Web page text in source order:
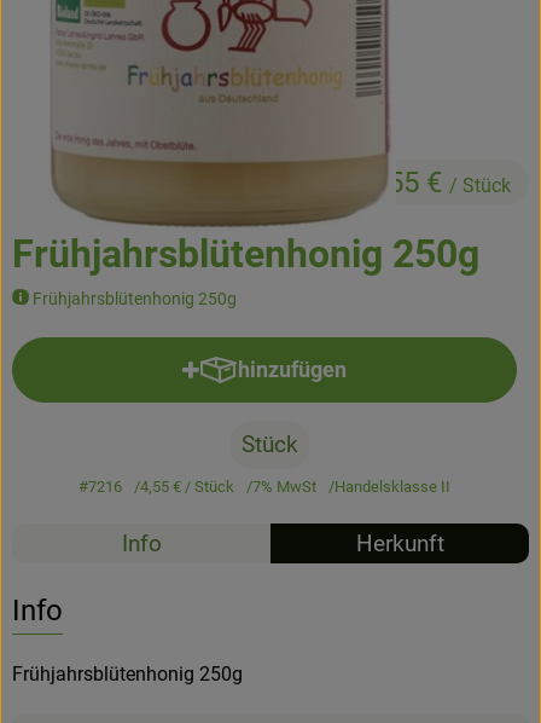
Kühltheke
Backstube
Über den Tag
TrinkBar
NonFood & Saaten
Großgebinde
Über uns
Frühjahrsblütenhonig 250g
Frühjahrsblütenhonig 250g
4,55 € / Stück
hinzufügen
Produkt zum Warenkorb
Stück
#7216 4,55 € / Stück 7% MwSt Handelsklasse II
Info Herkunft
Info
Frühjahrsblütenhonig 250g